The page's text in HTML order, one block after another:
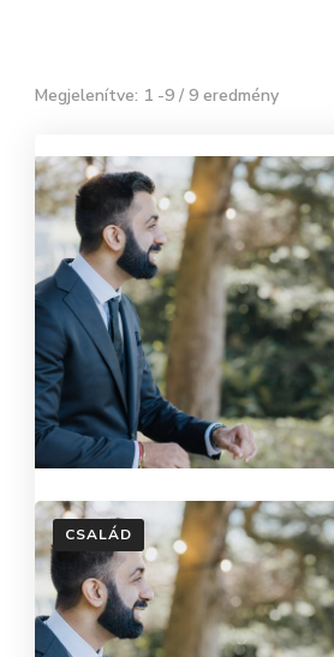
Megjelenítve: 1 -9 / 9 eredmény
CSALÁD